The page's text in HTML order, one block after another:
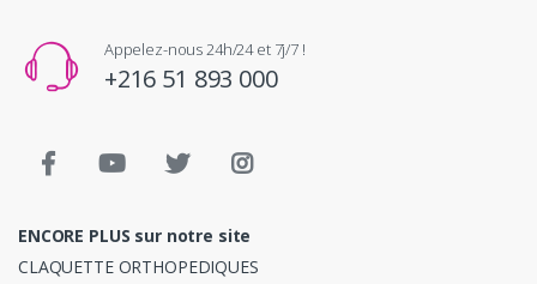
Appelez-nous 24h/24 et 7j/7 !
+216 51 893 000
ENCORE PLUS sur notre site
CLAQUETTE ORTHOPEDIQUES